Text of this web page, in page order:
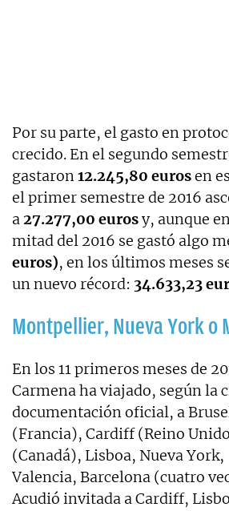
Por su parte, el gasto en
crecido. En el segundo
gastaron12.245,80 eurosen
el primer semestre de 2016
a27.277,00 eurosy, aunque
mitad del 2016 se gastó algo
euros), en los últimos meses
un nuevo récord: 34.633,23
Montpellier, Nueva York o
En los 11 primeros meses de
Carmena ha viajado, según la
documentación oficial, a
(Francia), Cardiff (Reino
(Canadá), Lisboa, Nueva York,
Valencia, Barcelona (cuatro
Acudió invitada a Cardiff,